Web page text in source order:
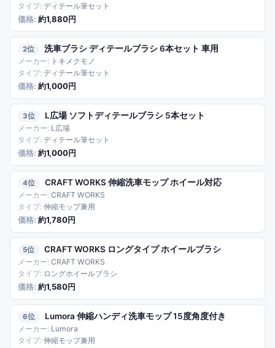
ディテール筆セット
約1,880円
2 洗車ブラシ ディテールブラシ 6本セット 車用
トキメクモノ
ディテール筆セット
約1,000円
3 L広場 ソフトディテールブラシ 5本セット
L広場
ディテール筆セット
約1,000円
4 CRAFT WORKS 伸縮洗車モップ ホイール対応
CRAFT WORKS
伸縮モップ兼用
約1,780円
5 CRAFT WORKS ロングタイプ ホイールブラシ
CRAFT WORKS
ロングホイールブラシ
約1,580円
6 Lumora 伸縮ハンディ洗車モップ 15度角度付き
Lumora
伸縮モップ兼用